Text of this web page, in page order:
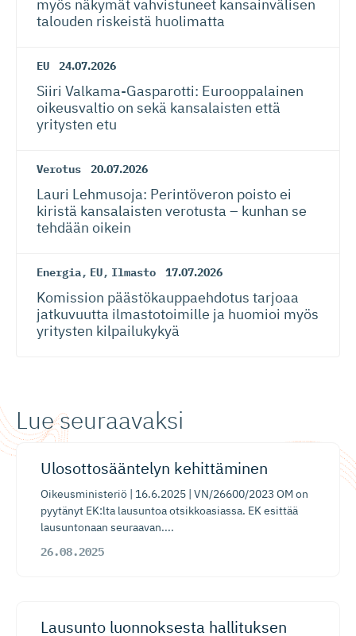
myös näkymät vahvistuneet kansainvälisen
talouden riskeistä huolimatta
EU 24.07.2026
Siiri Valkama-Gas­pa­rotti: Eurooppalainen
oikeusvaltio on sekä kansalaisten että
yritysten etu
Verotus 20.07.2026
Lauri Lehmusoja: Perintöveron poisto ei
kiristä kansalaisten verotusta – kunhan se
tehdään oikein
Energia, EU, Ilmasto 17.07.2026
Komission päästökaup­paehdotus tarjoaa
jatkuvuutta ilmastotoimille ja huomioi myös
yritysten kilpailukykyä
Lue seuraavaksi
​Ulosotto­sääntelyn kehittäminen
Oikeusministeriö | 16.6.2025 | VN/26600/2023 OM on
pyytänyt EK:lta lausuntoa otsikkoasiassa. EK esittää
lausuntonaan seuraavan....
26.08.2025
Lausunto luonnoksesta hallituksen